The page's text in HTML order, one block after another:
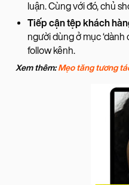
luận. Cùng với đó, chủ
Tiếp cận tệp khách
người dùng ở mục
follow kênh.
Xem thêm:Mẹo tăng tương